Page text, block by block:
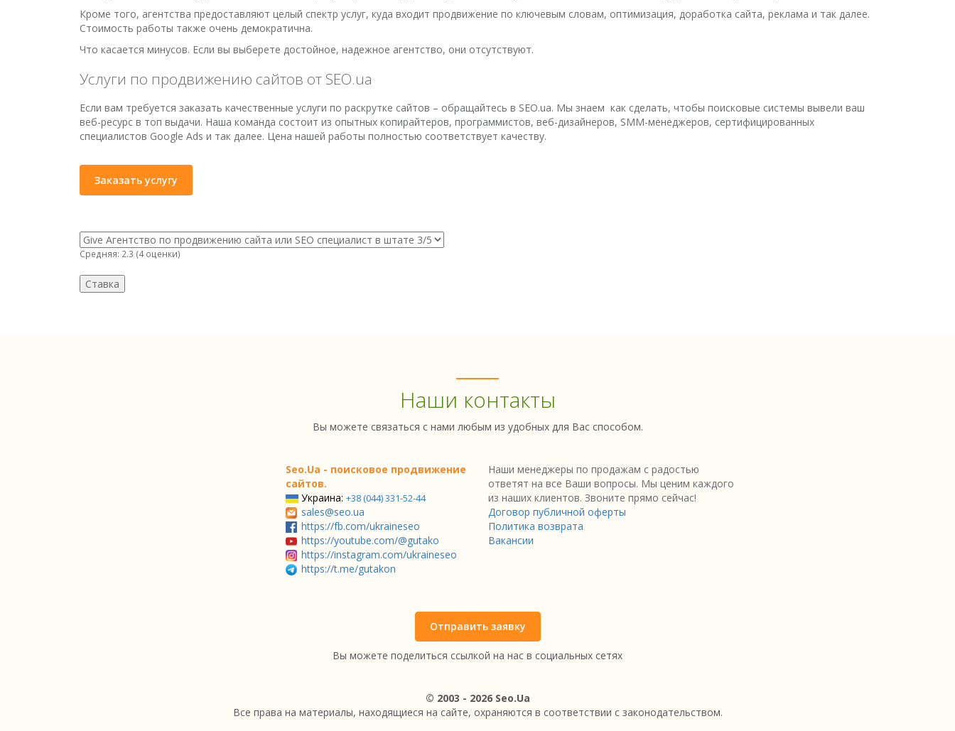
Кроме того, агентства предоставляют целый спектр услуг, куда входит продвижение по ключевым словам, оптимизация, доработка сайта, реклама и так далее.
Стоимость работы также очень демократична.
Что касается минусов. Если вы выберете достойное, надежное агентство, они отсутствуют.
Услуги по продвижению сайтов от SEO.ua
Если вам требуется заказать качественные услуги по раскрутке сайтов – обращайтесь в SEO.ua. Мы знаем как сделать, чтобы поисковые системы вывели ваш
веб-ресурс в топ выдачи. Наша команда состоит из опытных копирайтеров, программистов, веб-дизайнеров, SMM-менеджеров, сертифицированных
специалистов Google Ads и так далее. Цена нашей работы полностью соответствует качеству.
Заказать услугу
Средняя: 2.3 (4оценки)
Наши контакты
Вы можете связаться с нами любым из удобных для Вас способом.
Seo.Ua - поисковое продвижение
сайтов.
Украина: +38 (044) 331-52-44
sales@seo.ua
https://fb.com/ukraineseo
https://youtube.com/@gutako
https://instagram.com/ukraineseo
https://t.me/gutakon
Наши менеджеры по продажам с радостью
ответят на все Ваши вопросы. Мы ценим каждого
из наших клиентов. Звоните прямо сейчас!
Договор публичной оферты
Политика возврата
Вакансии
Отправить заявку
Вы можете поделиться ссылкой на нас в социальных сетях
© 2003 - 2026 Seo.Ua
Все права на материалы, находящиеся на сайте, охраняются в соответствии с законодательством.